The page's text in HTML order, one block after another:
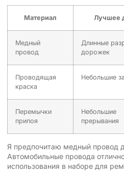
Материал Лучшее
Медный
провод
Длинные
дорожек
Проводящая
краска
Небольшие
Перемычки
припоя
Небольшие
прерывания
Я предпочитаю медный провод
Автомобильные провода
использования в наборе для